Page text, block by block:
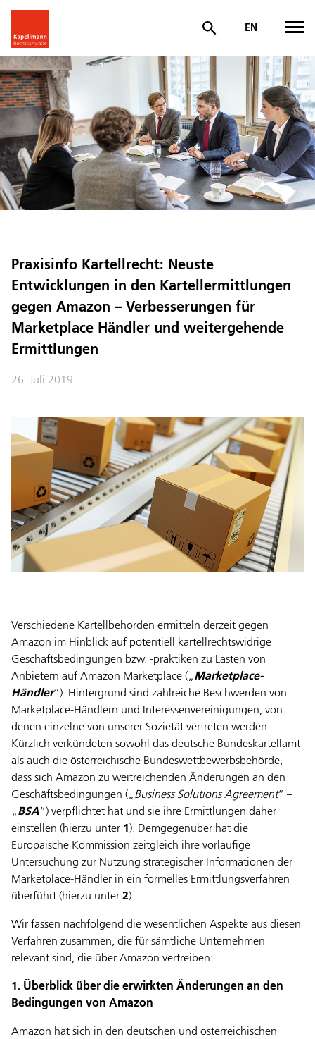
EN
Praxisinfo Kartellrecht: Neuste
Entwicklungen in den Kartellermittlungen
gegen Amazon – Verbesserungen für
Marketplace Händler und weitergehende
Ermittlungen
26. Juli 2019
Verschiedene Kartellbehörden ermitteln derzeit gegen
Amazon im Hinblick auf potentiell kartellrechtswidrige
Geschäftsbedingungen bzw. -praktiken zu Lasten von
Anbietern auf Amazon Marketplace („Marketplace-
Händler“). Hintergrund sind zahlreiche Beschwerden von
Marketplace-Händlern und Interessenvereinigungen, von
denen einzelne von unserer Sozietät vertreten werden.
Kürzlich verkündeten sowohl das deutsche Bundeskartellamt
als auch die österreichische Bundeswettbewerbsbehörde,
dass sich Amazon zu weitreichenden Änderungen an den
Geschäftsbedingungen („Business Solutions Agreement“ –
„BSA“) verpflichtet hat und sie ihre Ermittlungen daher
einstellen (hierzu unter 1). Demgegenüber hat die
Europäische Kommission zeitgleich ihre vorläufige
Untersuchung zur Nutzung strategischer Informationen der
Marketplace-Händler in ein formelles Ermittlungsverfahren
überführt (hierzu unter 2).
Wir fassen nachfolgend die wesentlichen Aspekte aus diesen
Verfahren zusammen, die für sämtliche Unternehmen
relevant sind, die über Amazon vertreiben:
1. Überblick über die erwirkten Änderungen an den
Bedingungen von Amazon
Amazon hat sich in den deutschen und österreichischen